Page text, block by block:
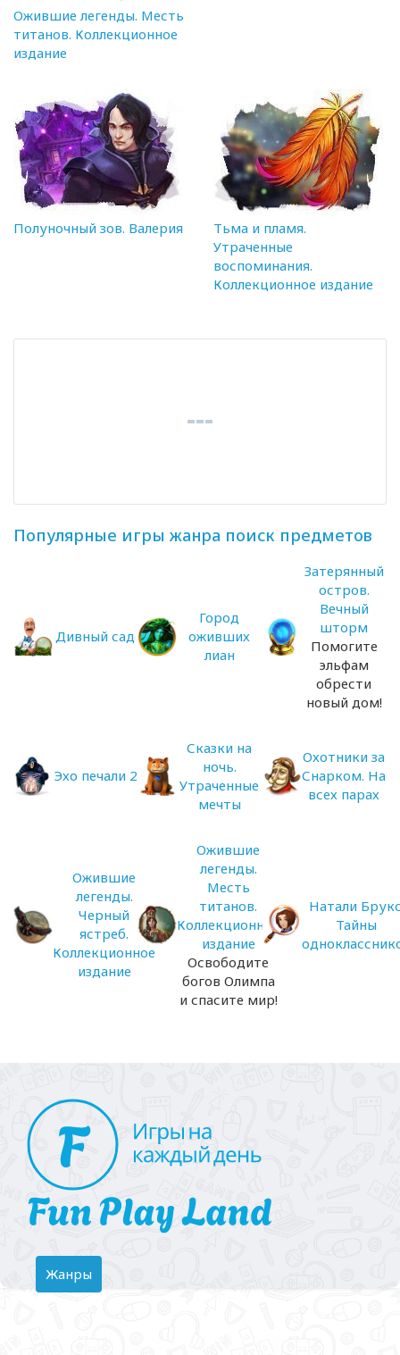
Ожившие легенды. Месть
титанов. Коллекционное
издание
Полуночный зов. Валерия
Тьма и пламя.
Утраченные
воспоминания.
Коллекционное издание
Популярные игры жанра поиск предметов
Дивный сад
Город
оживших
лиан
Затерянный
остров.
Вечный
шторм
Помогите
эльфам
обрести
новый дом!
Эхо печали 2
Сказки на
ночь.
Утраченные
мечты
Охотники за
Снарком. На
всех парах
Ожившие
легенды.
Черный
ястреб.
Коллекционное
издание
Ожившие
легенды.
Месть
титанов.
Коллекционное
издание
Освободите
богов Олимпа
и спасите мир!
Натали
Тайны
Toggle
navigation
Жанры